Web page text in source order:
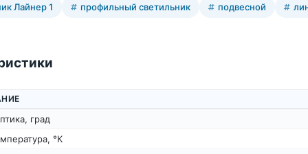
Лайнер 1 профильный светильник подвесной
град
°К